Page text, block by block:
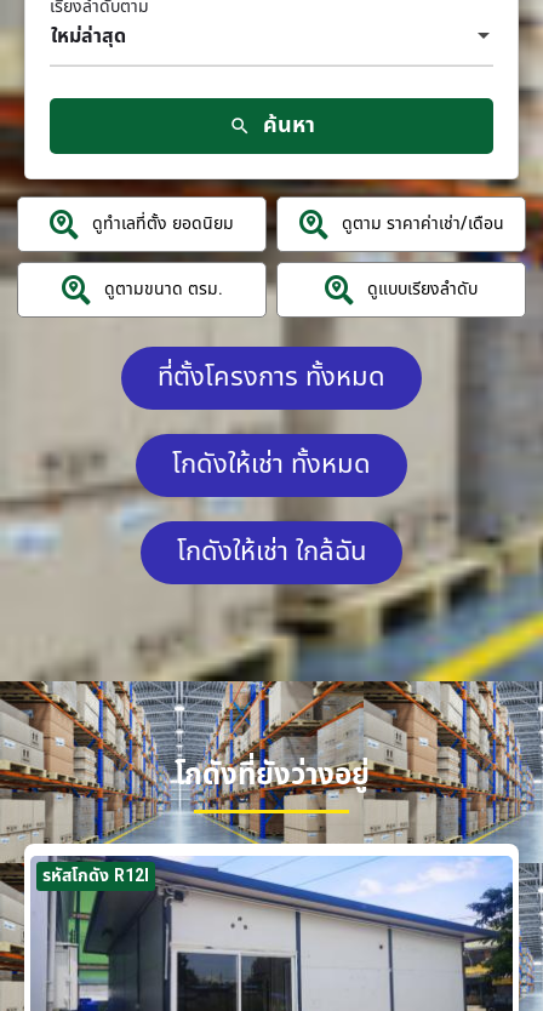
ใหม่ล่าสุด
เรียงลำดับตาม
ค้นหา
ดูทำเลที่ตั้ง ยอดนิยม ดูตาม ราคาค่าเช่า/เดือน
ดูตามขนาด ตรม. ดูแบบเรียงลำดับ
ที่ตั้งโครงการ ทั้งหมด
โกดังให้เช่า ทั้งหมด
โกดังให้เช่า ใกล้ฉัน
โกดังที่ยังว่างอยู่
รหัสโกดัง R12I